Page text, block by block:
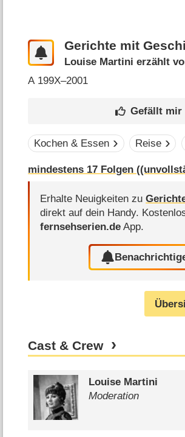
Gerichte mit
Louise Martini erzählt
A199X–2001
Kochen & Essen Reise
mindestens 17 Folgen
Erhalte Neuigkeiten zu
direkt auf dein Handy.
fernsehserien.de App.
Cast & Crew
Louise Martini
Moderation